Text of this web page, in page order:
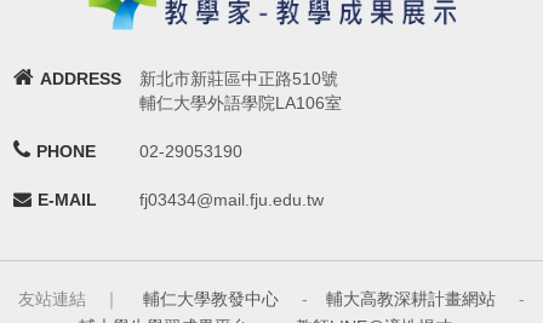
ADDRESS
新北市新莊區中正路510號
輔仁大學外語學院LA106室
PHONE 02-29053190
E-MAIL fj03434@mail.fju.edu.tw
友站連結 ｜ 輔仁大學教發中心 - 輔大高教深耕計畫網站
-